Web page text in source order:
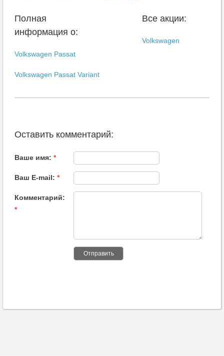
Полная
информация о:
Volkswagen Passat
Volkswagen Passat Variant
Все акции:
Volkswagen
Оставить комментарий:
Ваше имя: *
Ваш E-mail: *
Комментарий:
*
Отправить